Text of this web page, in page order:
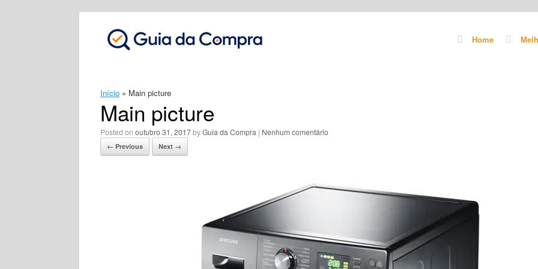
Home
Início » Main picture
Main picture
Posted on outubro 31, 2017byGuia da Compra | Nenhum comentário
← Previous Next →